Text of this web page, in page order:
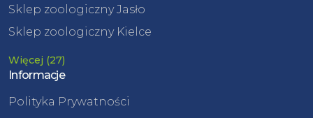
Sklep zoologiczny Jasło
Sklep zoologiczny Kielce
Więcej (27)
Informacje
Polityka Prywatności